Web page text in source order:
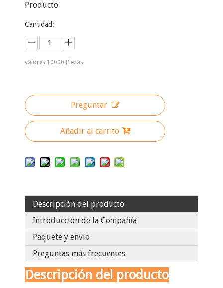
Producto:
Cantidad:
valores 10000 Piezas
Preguntar
Añadir al carrito
Descripción del producto
Introducción de la Compañía
Paquete y envío
Preguntas más frecuentes
Descripción del producto